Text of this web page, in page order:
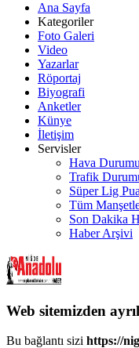
Ana Sayfa
Kategoriler
Foto Galeri
Video
Yazarlar
Röportaj
Biyografi
Anketler
Künye
İletişim
Servisler
Hava Durumu
Trafik
Süper Lig
Tüm
Son Dakika
Haber Arşivi
Web sitemizden
Bu bağlantı sizi https://